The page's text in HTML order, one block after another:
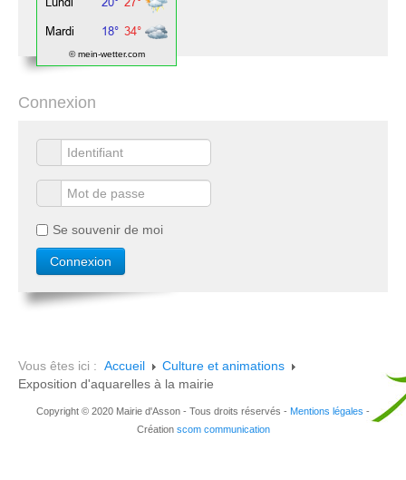
© mein-wetter.com
Connexion
Se souvenir de moi
Vous êtes ici : Accueil
Culture et animations
Exposition d'aquarelles à la mairie
Copyright © 2020 Mairie d'Asson - Tous droits réservés - Mentions légales -
Création scom communication